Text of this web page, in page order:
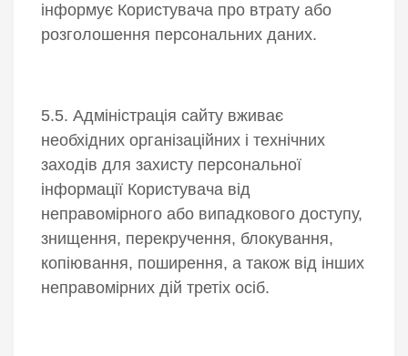
інформує Користувача про втрату або
розголошення персональних даних.
5.5. Адміністрація сайту вживає
необхідних організаційних і технічних
заходів для захисту персональної
інформації Користувача від
неправомірного або випадкового доступу,
знищення, перекручення, блокування,
копіювання, поширення, а також від інших
неправомірних дій третіх осіб.